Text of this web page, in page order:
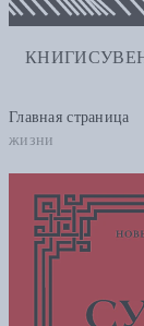
КНИГИ
Главная страница
жизни